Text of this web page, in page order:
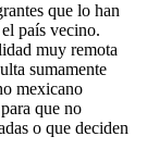
que lo han
país vecino.
muy remota
sumamente
mexicano
que no
o que deciden